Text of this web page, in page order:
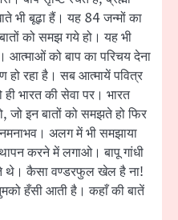
भी बूढ़ा हैं। यह 84 जन्मों का
को समझ गये हो। यह भी
आत्माओं को बाप का परिचय देना
हो रहा है। सब आत्मायें पवित्र
ही भारत की सेवा पर। भारत
इन बातों को समझते हो फिर
अलग में भी समझाया
करने में लगाओ। बापू गांधी
थे। कैसा वण्डरफुल खेल है ना!
हँसी आती है। कहाँ की बातें